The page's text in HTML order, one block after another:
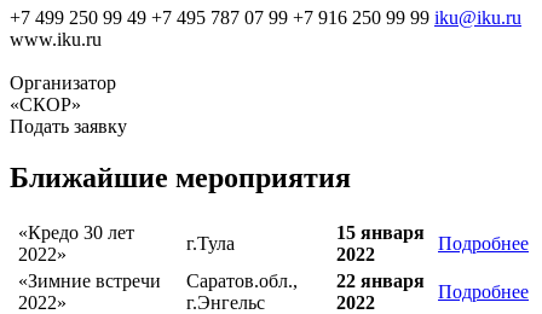
+7 499 250 99 49 +7 495 787 07 99 +7 916 250 99 99 iku@iku.ru
www.iku.ru
Организатор
«СКОР»
Подать заявку
Ближайшие мероприятия
«Кредо 30 лет
2022»
г.Тула
15 января
2022
Подробнее
«Зимние встречи
2022»
Саратов.обл.,
г.Энгельс
22 января
2022
Подробнее